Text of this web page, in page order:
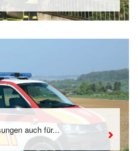
auch für...